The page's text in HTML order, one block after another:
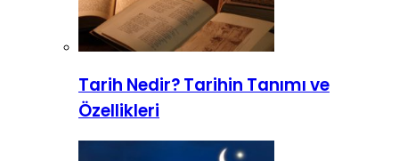
Tarih Nedir? Tarihin Tanımı ve
Özellikleri